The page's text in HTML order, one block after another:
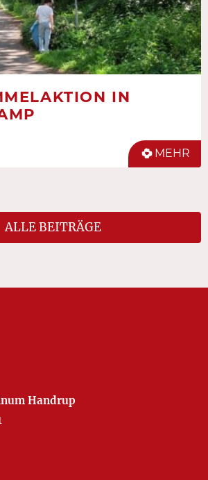
IN
MEHR
ALLE BEITRÄGE
Handrup